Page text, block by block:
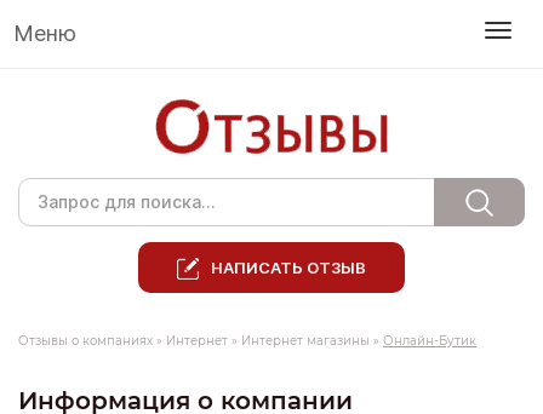
Меню
НАПИСАТЬ ОТЗЫВ
Отзывы о компаниях » Интернет » Интернет магазины » Онлайн-Бутик
Информация о компании